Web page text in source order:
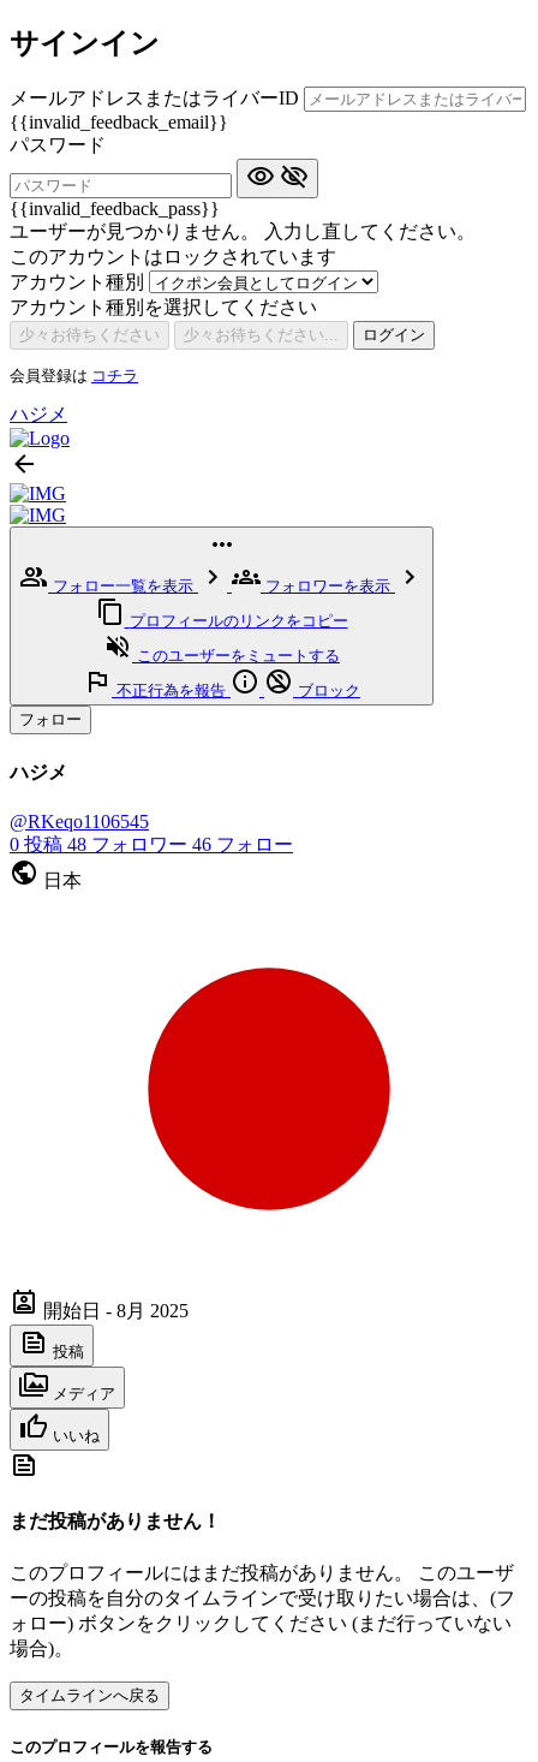
サインイン
メールアドレスまたはライバーID
{{invalid_feedback_email}}
パスワード
{{invalid_feedback_pass}}
ユーザーが見つかりません。 入力し直してください。
このアカウントはロックされています
アカウント種別
アカウント種別を選択してください
少々お待ちください 少々お待ちください... ログイン
会員登録は コチラ
ハジメ
フォロー一覧を表示
フォロワーを表示
プロフィールのリンクをコピー
このユーザーをミュートする
不正行為を報告
ブロック
フォロー
ハジメ
@RKeqo1106545
0 投稿 48 フォロワー 46 フォロー
日本
開始日 - 8月 2025
投稿
メディア
いいね
まだ投稿がありません！
このプロフィールにはまだ投稿がありません。 このユーザ
ーの投稿を自分のタイムラインで受け取りたい場合は、(フ
ォロー) ボタンをクリックしてください (まだ行っていない
場合)。
タイムラインへ戻る
このプロフィールを報告する